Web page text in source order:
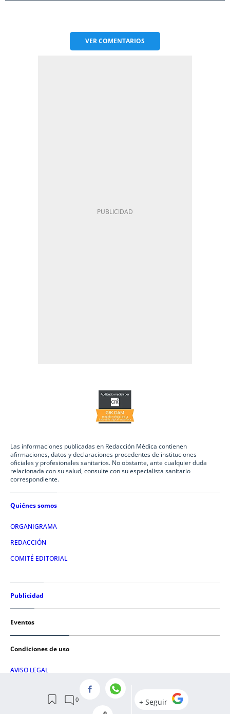
VERCOMENTARIOS
Las informaciones publicadas en Redacción Médica contienen
afirmaciones, datos y declaraciones procedentes de instituciones
oficiales y profesionales sanitarios. No obstante, ante cualquier duda
relacionada con su salud, consulte con su especialista sanitario
correspondiente.
Quiénes somos
ORGANIGRAMA
REDACCIÓN
COMITÉ EDITORIAL
Publicidad
Eventos
Condiciones de uso
AVISO LEGAL
POLÍTICA DE COOKIES